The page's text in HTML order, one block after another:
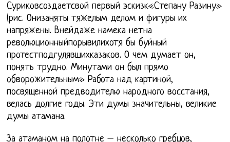
Суриковсоздаетсвой первый эскизк«Степану Разину»
(рис. Онизаняты тяжелым делом и фигуры их
напряжены. Внейдаже намека нетна
революционныйпорывилихотя бы буйный
протестподгулявшихказаков. О чем думает он,
понять трудно. Минутами он был прямо
обворожительным» Работа над картиной,
посвященной предводителю народного восстания,
велась долгие годы. Эти думы значительны, великие
думы атамана.
За атаманом на полотне – несколько гребцов,